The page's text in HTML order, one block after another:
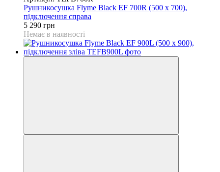
Рушникосушка Flyme Black EF 700R (500 х 700),
підключення справа
5 290 грн
Немає в наявності